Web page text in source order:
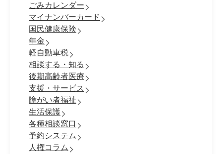
ごみカレンダー
マイナンバーカード
国民健康保険
年金
軽自動車税
相談する・知る
後期高齢者医療
支援・サービス
障がい者福祉
生活保護
各種相談窓口
予約システム
人権コラム